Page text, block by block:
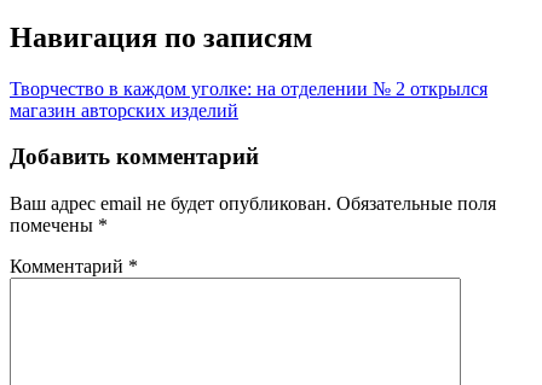
Навигация по записям
Творчество в каждом уголке: на отделении № 2 открылся
магазин авторских изделий
Добавить комментарий
Ваш адрес email не будет опубликован. Обязательные поля
помечены *
Комментарий *